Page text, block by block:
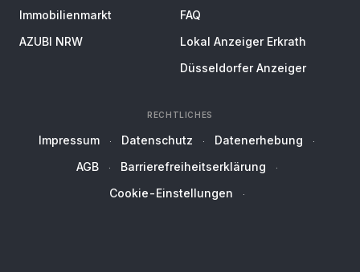
Immobilienmarkt
AZUBI NRW
FAQ
Lokal Anzeiger Erkrath
Düsseldorfer Anzeiger
RECHTLICHES
Impressum Datenschutz
Datenerhebung
AGB
Barrierefreiheitserklärung
Cookie-Einstellungen